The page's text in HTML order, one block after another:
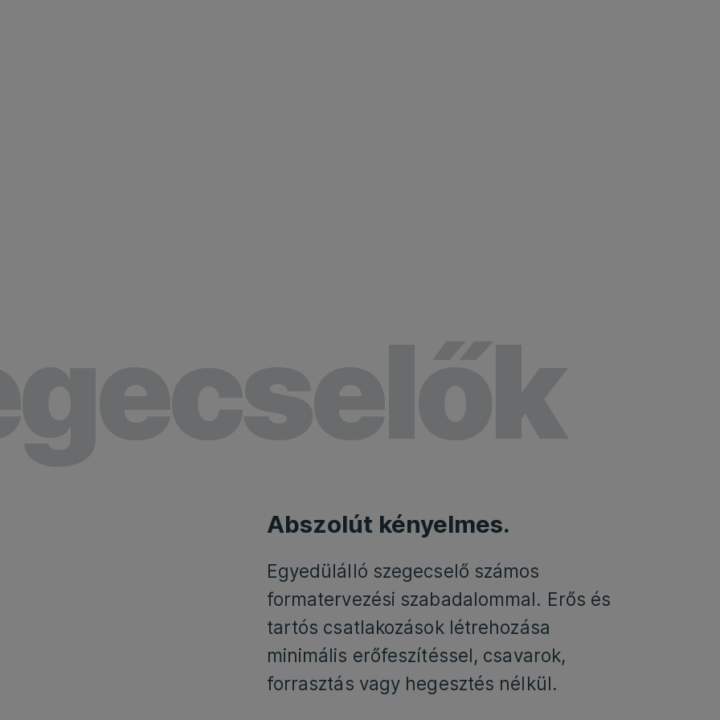
Abszolút kényelmes.
Egyedülálló szegecselő számos
formatervezési szabadalommal. Erős és
tartós csatlakozások létrehozása
minimális erőfeszítéssel, csavarok,
forrasztás vagy hegesztés nélkül.